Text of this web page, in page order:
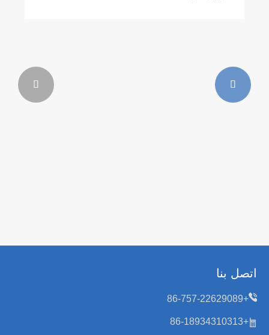


اتصل بنا
+86-757-22629089
+86-18934310313